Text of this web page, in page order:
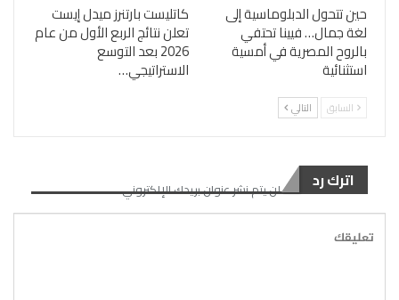
حين تتحول الدبلوماسية إلى
لغة جمال… فيينا تحتفي
بالروح المصرية في أمسية
استثنائية
كاتليست بارتنرز ميدل إيست
تعلن نتائج الربع الأول من عام
2026 بعد التوسع
الاستراتيجي…
السابق التالي
اترك رد لن يتم نشر عنوان بريدك الإلكتروني.